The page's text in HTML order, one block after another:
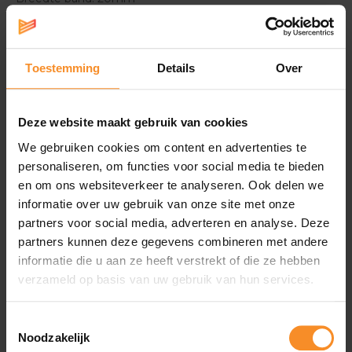
Toestemming Details Over
Deze website maakt gebruik van cookies
We gebruiken cookies om content en advertenties te
personaliseren, om functies voor social media te bieden
en om ons websiteverkeer te analyseren. Ook delen we
informatie over uw gebruik van onze site met onze
partners voor social media, adverteren en analyse. Deze
partners kunnen deze gegevens combineren met andere
informatie die u aan ze heeft verstrekt of die ze hebben
verzameld op basis van uw gebruik van hun services.
Noodzakelijk
Grootte behuizing (BxLxH): 42,6 x 42,6 x 11,9mm
Gewicht: 40g
Schermgrootte: 30,4mm diameter
Schermresolutie: 390 x 390 pixels
Kleurenscherm: ja
Waterbestendigheid: zwemmen mogelijk, tot 5 ATM
Intern geheugen: 512MB
Batterij:
Smartwatch-modus: tot 13 dagen (28 dagen in
energiebesparingsmodus)
Modus GNSS alleen GPS: tot 23 uur
Modus GNSS alle systemen: tot 16 uur
Connectiviteit:Bluetooth, ANT+, Wi-Fi
Gezondheidsfuncties:
hartslagmeting rond de pols.
ademhaling, fitnessleeftijd, body battery, stressmeting,
slaap, HRV, gezondheid voor vrouwen,